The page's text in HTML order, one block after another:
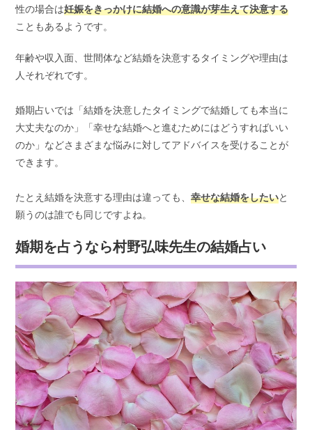
性の場合は妊娠をきっかけに結婚への意識が芽生えて決意する
こともあるようです。
年齢や収入面、世間体など結婚を決意するタイミングや理由は
人それぞれです。
婚期占いでは「結婚を決意したタイミングで結婚しても本当に
大丈夫なのか」「幸せな結婚へと進むためにはどうすればいい
のか」などさまざまな悩みに対してアドバイスを受けることが
できます。
たとえ結婚を決意する理由は違っても、幸せな結婚をしたいと
願うのは誰でも同じですよね。
婚期を占うなら村野弘味先生の結婚占い